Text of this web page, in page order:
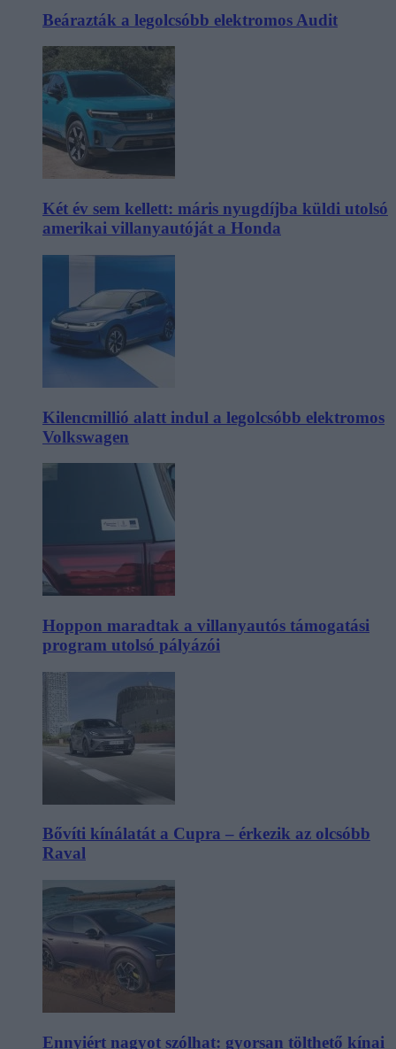
Beárazták a legolcsóbb elektromos Audit
Két év sem kellett: máris nyugdíjba küldi utolsó
amerikai villanyautóját a Honda
Kilencmillió alatt indul a legolcsóbb elektromos
Volkswagen
Hoppon maradtak a villanyautós támogatási
program utolsó pályázói
Bővíti kínálatát a Cupra – érkezik az olcsóbb
Raval
Ennyiért nagyot szólhat: gyorsan tölthető kínai